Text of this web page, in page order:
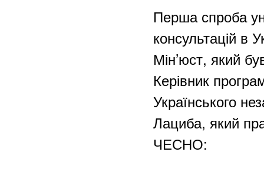
Перша спроба
консультацій в
Мін’юст, який
Керівник
Українського
Лациба, який
ЧЕСНО: